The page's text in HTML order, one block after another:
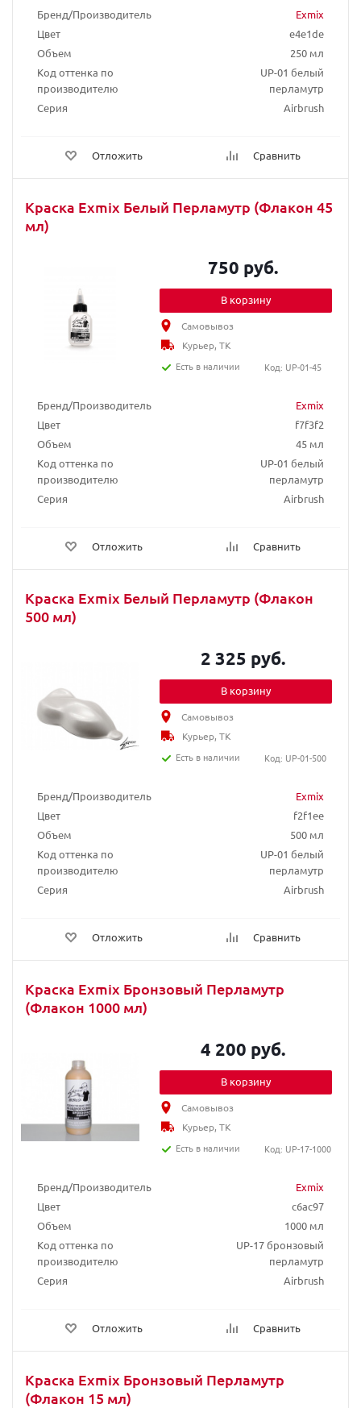
Бренд/Производитель
Exmix
Цвет
e4e1de
Объем
250 мл
Код оттенка по
производителю
UP-01 белый
перламутр
Серия
Airbrush
Отложить Сравнить
Краска Exmix Белый Перламутр (Флакон 45
мл)
Бренд/Производитель
Exmix
Цвет
f7f3f2
Объем
45 мл
Код оттенка по
производителю
UP-01 белый
перламутр
Серия
Airbrush
Отложить Сравнить
750 руб.
В корзину
Самовывоз
Курьер, ТК
Есть в наличии
Код: UP-01-45
Краска Exmix Белый Перламутр (Флакон
500 мл)
Бренд/Производитель
Exmix
Цвет
f2f1ee
Объем
500 мл
Код оттенка по
производителю
UP-01 белый
перламутр
Серия
Airbrush
Отложить Сравнить
2 325 руб.
В корзину
Самовывоз
Курьер, ТК
Есть в наличии
Код: UP-01-500
Краска Exmix Бронзовый Перламутр
(Флакон 1000 мл)
Бренд/Производитель
Exmix
Цвет
c6ac97
Объем
1000 мл
Код оттенка по
производителю
UP-17 бронзовый
перламутр
Серия
Airbrush
Отложить Сравнить
4 200 руб.
В корзину
Самовывоз
Курьер, ТК
Есть в наличии
Код: UP-17-1000
Краска Exmix Бронзовый Перламутр
(Флакон 15 мл)